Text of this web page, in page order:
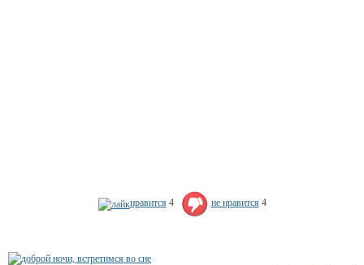
нравится 4 не нравится 4